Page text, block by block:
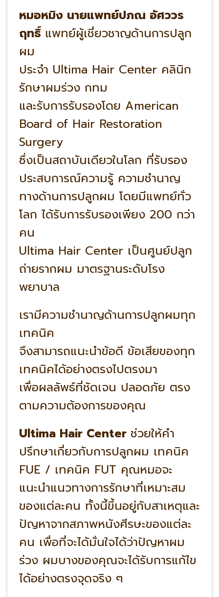
หมอหมิง นายแพทย์ปภณ อัศววร
ฤทธิ์ แพทย์ผู้เชี่ยวชาญด้านการปลูก
ผม
ประจำ Ultima Hair Center คลินิก
รักษาผมร่วง กทม
และรับการรับรองโดย American
Board of Hair Restoration
Surgery
ซึ่งเป็นสถาบันเดียวในโลก ที่รับรอง
ประสบการณ์ความรู้ ความชำนาญ
ทางด้านการปลูกผม โดยมีแพทย์ทั่ว
โลก ได้รับการรับรองเพียง 200 กว่า
คน
Ultima Hair Center เป็นศูนย์ปลูก
ถ่ายรากผม มาตรฐานระดับโรง
พยาบาล
เรามีความชำนาญด้านการปลูกผมทุก
เทคนิค
จึงสามารถแนะนำข้อดี ข้อเสียของทุก
เทคนิคได้อย่างตรงไปตรงมา
เพื่อผลลัพธ์ที่ชัดเจน ปลอดภัย ตรง
ตามความต้องการของคุณ
Ultima Hair Center ช่วยให้คำ
ปรึกษาเกี่ยวกับการปลูกผม เทคนิค
FUE / เทคนิค FUT คุณหมอจะ
แนะนำแนวทางการรักษาที่เหมาะสม
ของแต่ละคน ทั้งนี้ขึ้นอยู่กับสาเหตุและ
ปัญหาจากสภาพหนังศีรษะของแต่ละ
คน เพื่อที่จะได้มั่นใจได้ว่าปัญหาผม
ร่วง ผมบางของคุณจะได้รับการแก้ไข
ได้อย่างตรงจุดจริง ๆ